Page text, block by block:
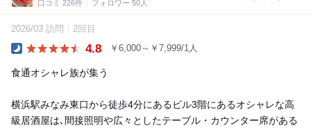
口コミ 226件 フォロワー 50人
2026/03 訪問 2回目
4.8 ￥6,000～￥7,999/1人
食通オシャレ族が集う
横浜駅みなみ東口から徒歩4分にあるビル3階にあるオシャレな高
級居酒屋は､間接照明や広々としたテーブル・カウンター席がある